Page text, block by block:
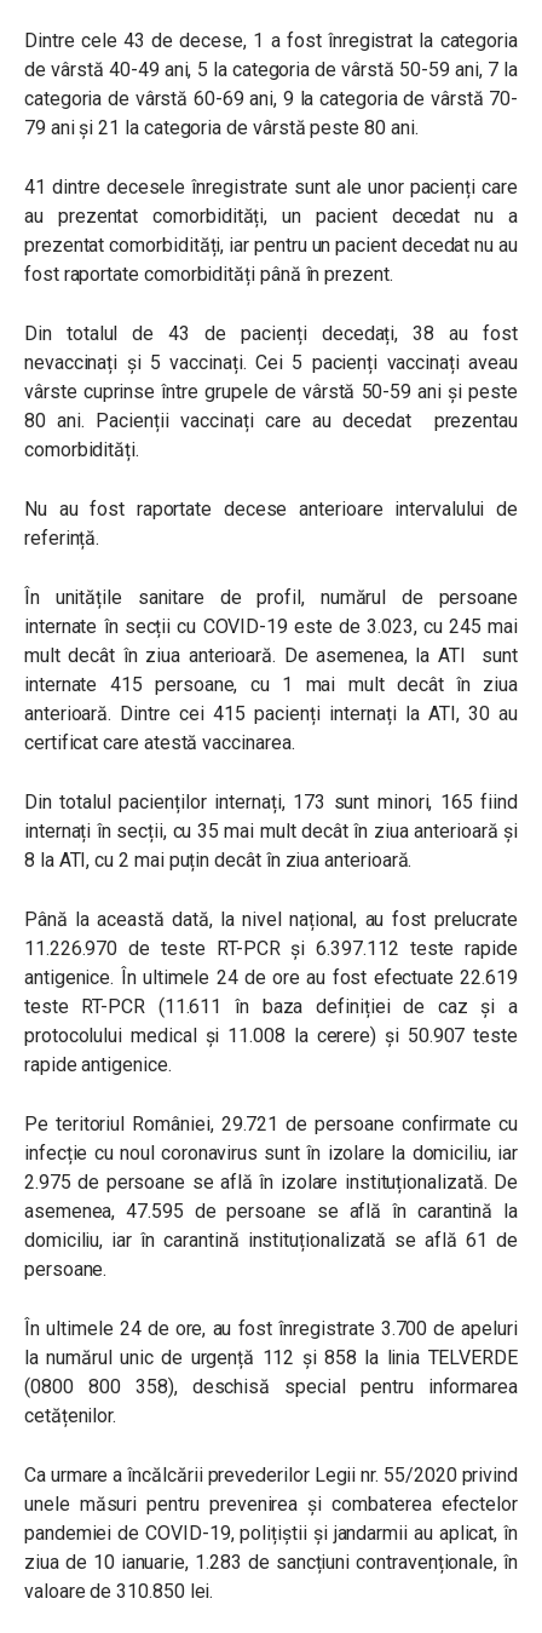
Dintre cele 43 de decese, 1 a fost înregistrat la categoria
de vârstă 40-49 ani, 5 la categoria de vârstă 50-59 ani, 7 la
categoria de vârstă 60-69 ani, 9 la categoria de vârstă 70-
79 ani și 21 la categoria de vârstă peste 80 ani.
41 dintre decesele înregistrate sunt ale unor pacienți care
au prezentat comorbidități, un pacient decedat nu a
prezentat comorbidități, iar pentru un pacient decedat nu au
fost raportate comorbidități până în prezent.
Din totalul de 43 de pacienți decedați, 38 au fost
nevaccinați și 5 vaccinați. Cei 5 pacienți vaccinați aveau
vârste cuprinse între grupele de vârstă 50-59 ani și peste
80 ani. Pacienții vaccinați care au decedat prezentau
comorbidități.
Nu au fost raportate decese anterioare intervalului de
referință.
În unitățile sanitare de profil, numărul de persoane
internate în secții cu COVID-19 este de 3.023, cu 245 mai
mult decât în ziua anterioară. De asemenea, la ATI sunt
internate 415 persoane, cu 1 mai mult decât în ziua
anterioară. Dintre cei 415 pacienți internați la ATI, 30 au
certificat care atestă vaccinarea.
Din totalul pacienților internați, 173 sunt minori, 165 fiind
internați în secții, cu 35 mai mult decât în ziua anterioară și
8 la ATI, cu 2 mai puțin decât în ziua anterioară.
Până la această dată, la nivel național, au fost prelucrate
11.226.970 de teste RT-PCR și 6.397.112 teste rapide
antigenice. În ultimele 24 de ore au fost efectuate 22.619
teste RT-PCR (11.611 în baza definiției de caz și a
protocolului medical și 11.008 la cerere) și 50.907 teste
rapide antigenice.
Pe teritoriul României, 29.721 de persoane confirmate cu
infecție cu noul coronavirus sunt în izolare la domiciliu, iar
2.975 de persoane se află în izolare instituționalizată. De
asemenea, 47.595 de persoane se află în carantină la
domiciliu, iar în carantină instituționalizată se află 61 de
persoane.
În ultimele 24 de ore, au fost înregistrate 3.700 de apeluri
la numărul unic de urgență 112 și 858 la linia TELVERDE
(0800 800 358), deschisă special pentru informarea
cetățenilor.
Ca urmare a încălcării prevederilor Legii nr. 55/2020 privind
unele măsuri pentru prevenirea și combaterea efectelor
pandemiei de COVID-19, polițiștii și jandarmii au aplicat, în
ziua de 10 ianuarie, 1.283 de sancțiuni contravenționale, în
valoare de 310.850 lei.